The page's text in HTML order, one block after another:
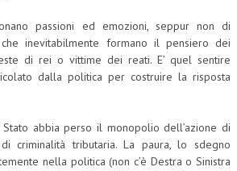
passioni ed emozioni, seppur non di
inevitabilmente formano il pensiero dei
di rei o vittime dei reati. E’ quel sentire
dalla politica per costruire la risposta
abbia perso il monopolio dell’azione di
criminalità tributaria. La paura, lo sdegno
nella politica (non c’è Destra o Sinistra